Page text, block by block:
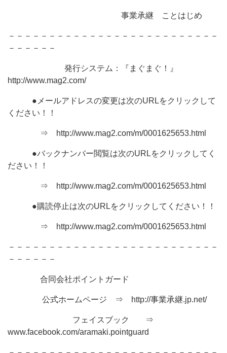
事業承継 ことはじめ
－－－－－－－－－－－－－－－－－－－－－－－－－－
－－－－－－
発行システム：『まぐまぐ！』
http://www.mag2.com/
●メールアドレスの変更は次のURLをクリックして
ください！！
⇒ http://www.mag2.com/m/0001625653.html
●バックナンバー閲覧は次のURLをクリックしてく
ださい！！
⇒ http://www.mag2.com/m/0001625653.html
●購読停止は次のURLをクリックしてください！！
⇒ http://www.mag2.com/m/0001625653.html
－－－－－－－－－－－－－－－－－－－－－－－－－－
－－－－－－
合同会社ポイントガード
公式ホームページ ⇒ http://事業承継.jp.net/
フェイスブック ⇒
www.facebook.com/aramaki.pointguard